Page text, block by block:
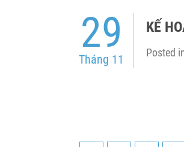
29
Tháng 11
KẾ
Posted